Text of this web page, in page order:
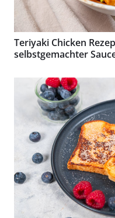
Teriyaki Chicken
selbstgemachter